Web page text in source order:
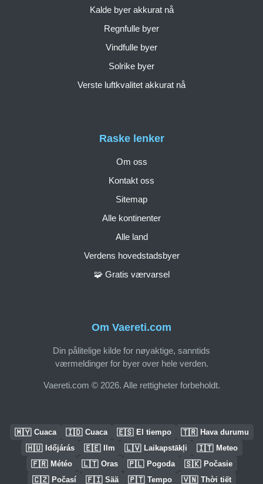
Om Vaereti.com
Din pålitelige kilde for nøyaktige, sanntids
værmeldinger for byer over hele verden.
Vaereti.com © 2026. Alle rettigheter forbeholdt.
Raske lenker
Om oss
Kontakt oss
Sitemap
Alle kontinenter
Alle land
Verdens hovedstadsbyer
🧩 Gratis værvarsel
Kalde byer akkurat nå
Regnfulle byer
Vindfulle byer
Solrike byer
Verste luftkvalitet akkurat nå
🇲🇾 Cuaca 🇮🇩 Cuaca 🇪🇸 El tiempo 🇹🇷 Hava durumu
🇭🇺 Időjárás 🇪🇪 Ilm 🇱🇻 Laikapstākļi 🇮🇹 Meteo
🇫🇷 Météo 🇱🇹 Oras 🇵🇱 Pogoda 🇸🇰 Počasie
🇨🇿 Počasí 🇫🇮 Sää 🇵🇹 Tempo 🇻🇳 Thời tiết